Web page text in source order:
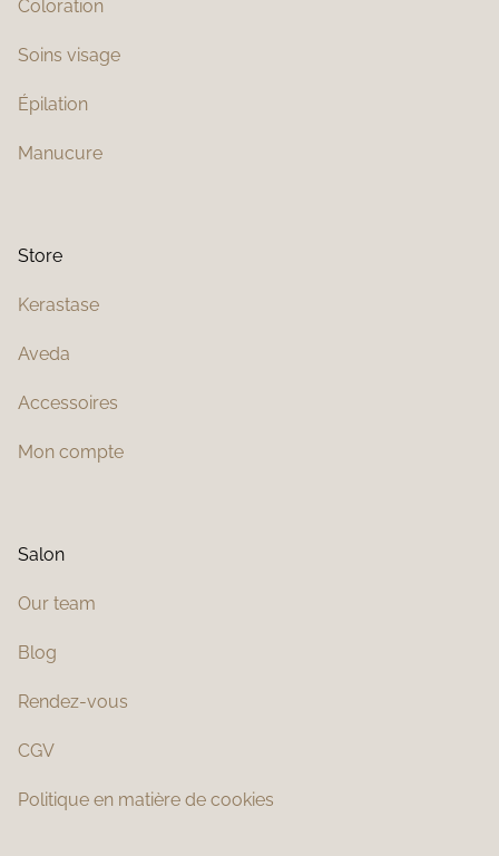
Coloration
Soins visage
Épilation
Manucure
Store
Kerastase
Aveda
Accessoires
Mon compte
Salon
Our team
Blog
Rendez-vous
CGV
Politique en matière de cookies